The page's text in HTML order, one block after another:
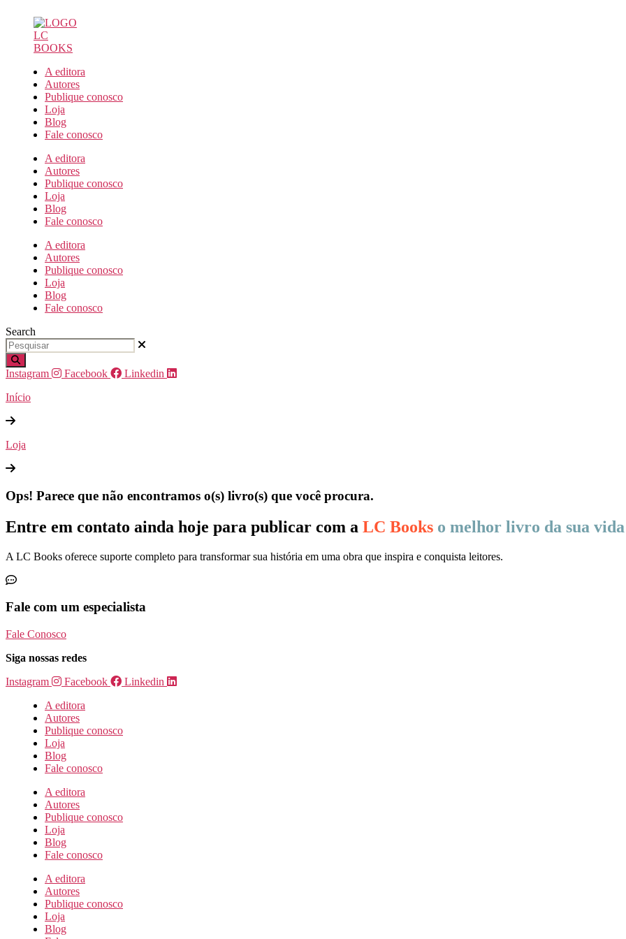
conteúdo
A editora
Autores
Publique conosco
Loja
Blog
Fale conosco
A editora
Autores
Publique conosco
Loja
Blog
Fale conosco
A editora
Autores
Publique conosco
Loja
Blog
Fale conosco
Search
Instagram Facebook
Linkedin
Início
Loja
Ops! Parece que não encontramos o(s) livro(s) que você procura.
Entre em contato ainda hoje para publicar com a LC Books o melhor livro da sua
A LC Books oferece suporte completo para transformar sua história em uma obra que inspira e conquista leitores.
Fale com um especialista
Fale Conosco
Siga nossas redes
Instagram
Facebook
Linkedin
A editora
Autores
Publique conosco
Loja
Blog
Fale conosco
A editora
Autores
Publique conosco
Loja
Blog
Fale conosco
A editora
Autores
Publique conosco
Loja
Blog